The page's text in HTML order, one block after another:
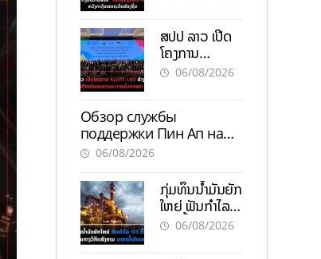
ເສດຖະກິດ
ທ້ອງຖິ່ນ
ສປປ ລາວ ເປີດ
ໂຄງການ
ALERT-LAO
ລະບາດທົ່ວ
ປະເທດ
06/08/2026
Обзор службы
поддержки Пин Ап на
официальном сайте с
информацией
06/08/2026
ກຸ່ມທຶນນ້ຳມັນຍັກ
ໃຫຍ່ ຟັນກຳໄລ
93 ຕື້ໂດລາ
06/08/2026